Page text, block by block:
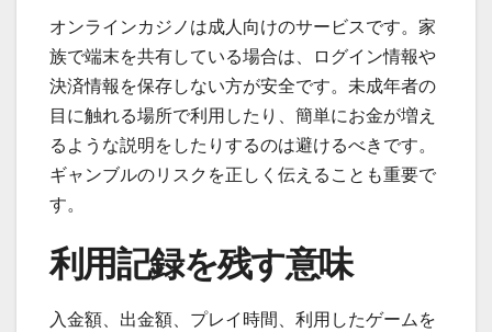
オンラインカジノは成人向けのサービスです。家
族で端末を共有している場合は、ログイン情報や
決済情報を保存しない方が安全です。未成年者の
目に触れる場所で利用したり、簡単にお金が増え
るような説明をしたりするのは避けるべきです。
ギャンブルのリスクを正しく伝えることも重要で
す。
利用記録を残す意味
入金額、出金額、プレイ時間、利用したゲームを